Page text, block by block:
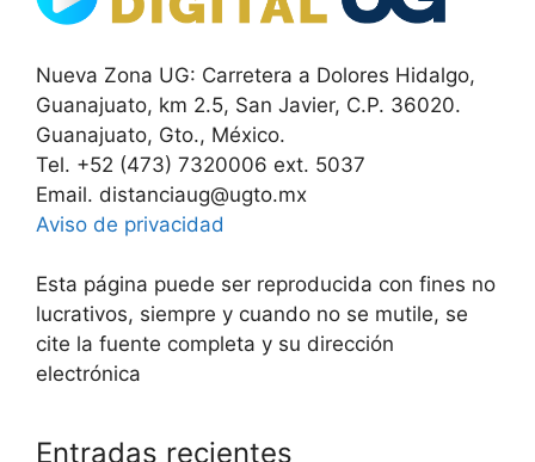
Nueva Zona UG: Carretera a Dolores Hidalgo,
Guanajuato, km 2.5, San Javier, C.P. 36020.
Guanajuato, Gto., México.
Tel. +52 (473) 7320006 ext. 5037
Email. distanciaug@ugto.mx
Aviso de privacidad
Esta página puede ser reproducida con fines no
lucrativos, siempre y cuando no se mutile, se
cite la fuente completa y su dirección
electrónica
Entradas recientes